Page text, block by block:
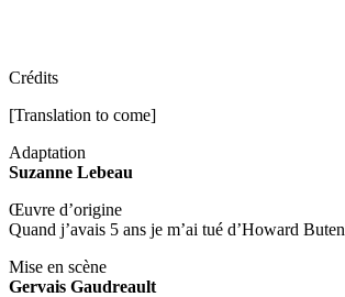
Crédits
[Translation to come]
Adaptation
Suzanne Lebeau
Œuvre d’origine
Quand j’avais 5 ans je m’ai tué d’Howard Buten
Mise en scène
Gervais Gaudreault